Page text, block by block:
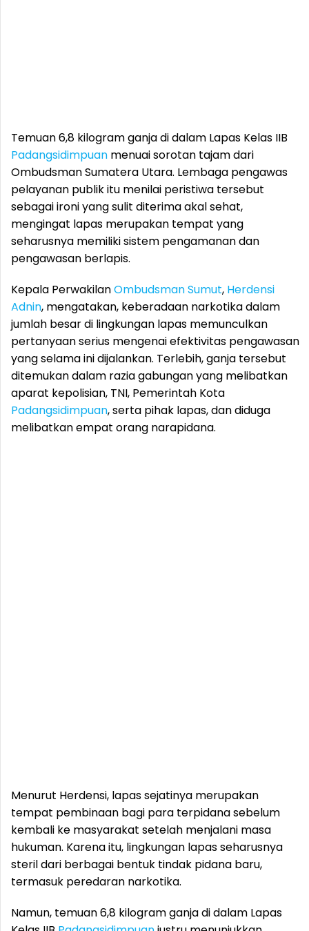
Temuan 6,8 kilogram ganja di dalam Lapas Kelas IIB
Padangsidimpuan menuai sorotan tajam dari
Ombudsman Sumatera Utara. Lembaga pengawas
pelayanan publik itu menilai peristiwa tersebut
sebagai ironi yang sulit diterima akal sehat,
mengingat lapas merupakan tempat yang
seharusnya memiliki sistem pengamanan dan
pengawasan berlapis.
Kepala PerwakilanOmbudsman Sumut, Herdensi
Adnin, mengatakan, keberadaan narkotika dalam
jumlah besar di lingkungan lapas memunculkan
pertanyaan serius mengenai efektivitas pengawasan
yang selama ini dijalankan. Terlebih, ganja tersebut
ditemukan dalam razia gabungan yang melibatkan
aparat kepolisian, TNI, Pemerintah Kota
Padangsidimpuan, serta pihak lapas, dan diduga
melibatkan empat orang narapidana.
Menurut Herdensi, lapas sejatinya merupakan
tempat pembinaan bagi para terpidana sebelum
kembali ke masyarakat setelah menjalani masa
hukuman. Karena itu, lingkungan lapas seharusnya
steril dari berbagai bentuk tindak pidana baru,
termasuk peredaran narkotika.
Namun, temuan 6,8 kilogram ganja di dalam Lapas